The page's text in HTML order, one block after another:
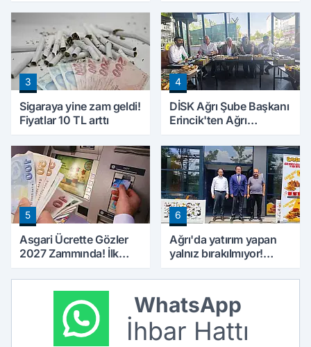
Borçları Aylıklardan
Tahsil Edilecek
3
Sigaraya yine zam geldi!
Fiyatlar 10 TL arttı
4
DİSK Ağrı Şube Başkanı
Erincik'ten Ağrı
5
Asgari Ücrette Gözler
2027 Zammında! İlk
Ödeneceği Tarih
Netleşti
6
Ağrı'da yatırım yapan
yalnız bırakılmıyor!
ziyaret
WhatsApp
İhbar Hattı